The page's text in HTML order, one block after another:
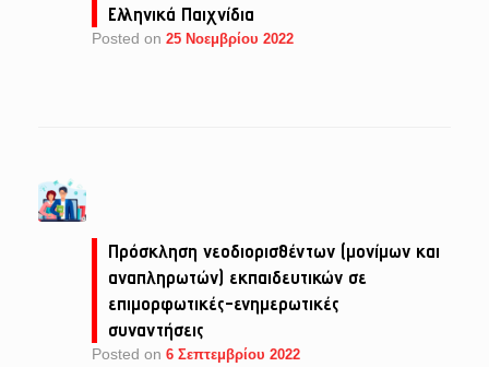
Ελληνικά Παιχνίδια
Posted on 25 Νοεμβρίου 2022
Πρόσκληση νεοδιορισθέντων (μονίμων και
αναπληρωτών) εκπαιδευτικών σε
επιμορφωτικές-ενημερωτικές
συναντήσεις
Posted on 6 Σεπτεμβρίου 2022